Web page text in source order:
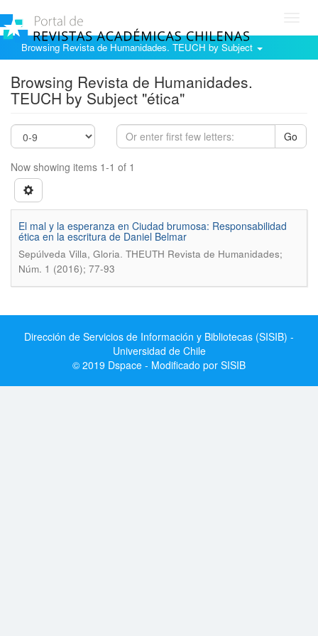
Browsing Revista de Humanidades. TEUCH by Subject
Browsing Revista de Humanidades.
TEUCH by Subject "ética"
Go
Now showing items 1-1 of 1
El mal y la esperanza en Ciudad brumosa: Responsabilidad
ética en la escritura de Daniel Belmar
Sepúlveda Villa, Gloria. THEUTH Revista de Humanidades;
Núm. 1 (2016); 77-93
Dirección de Servicios de Información y Bibliotecas (SISIB) -
Universidad de Chile
© 2019 Dspace - Modificado por SISIB